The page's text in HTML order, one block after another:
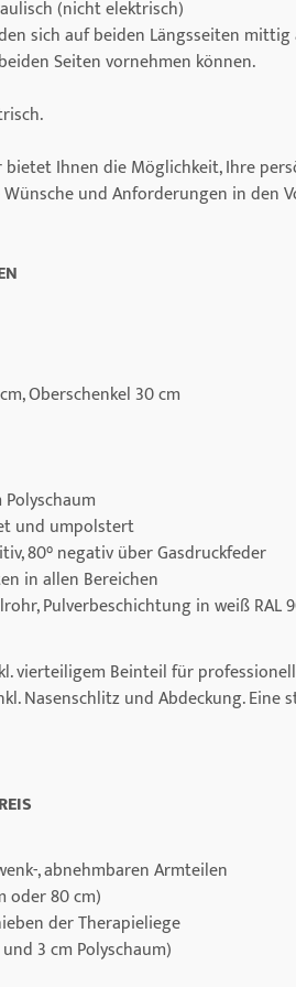
(nicht elektrisch)
sich auf beiden Längsseiten
Seiten vornehmen können.
Ihnen die Möglichkeit, Ihre
und Anforderungen in den
Oberschenkel 30 cm
und umpolstert
80° negativ über Gasdruckfeder
in allen Bereichen
Pulverbeschichtung in weiß RAL
vierteiligem Beinteil für
Nasenschlitz und Abdeckung. Eine
, abnehmbaren Armteilen
oder 80 cm)
der Therapieliege
3 cm Polyschaum)